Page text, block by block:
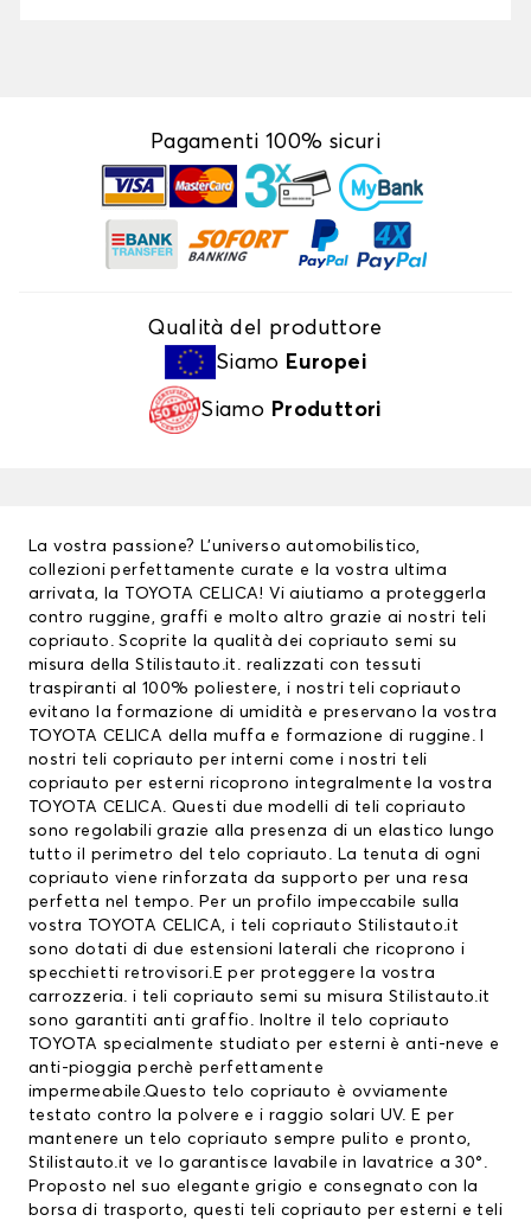
Pagamenti 100% sicuri
Qualità del produttore
Siamo Europei
Siamo Produttori
La vostra passione? L’universo automobilistico,
collezioni perfettamente curate e la vostra ultima
arrivata, la TOYOTA CELICA! Vi aiutiamo a proteggerla
contro ruggine, graffi e molto altro grazie ai nostri teli
copriauto . Scoprite la qualità dei copriauto semi su
misura della Stilistauto.it. realizzati con tessuti
traspiranti al 100% poliestere, i nostri teli copriauto
evitano la formazione di umidità e preservano la vostra
TOYOTA CELICA della muffa e formazione di ruggine. I
nostri teli copriauto per interni come i nostri teli
copriauto per esterni ricoprono integralmente la vostra
TOYOTA CELICA. Questi due modelli di teli copriauto
sono regolabili grazie alla presenza di un elastico lungo
tutto il perimetro del telo copriauto. La tenuta di ogni
copriauto viene rinforzata da supporto per una resa
perfetta nel tempo. Per un profilo impeccabile sulla
vostra TOYOTA CELICA, i teli copriauto Stilistauto.it
sono dotati di due estensioni laterali che ricoprono i
specchietti retrovisori.E per proteggere la vostra
carrozzeria. i teli copriauto semi su misura Stilistauto.it
sono garantiti anti graffio. Inoltre il telo copriauto
TOYOTA specialmente studiato per esterni è anti-neve e
anti-pioggia perchè perfettamente
impermeabile.Questo telo copriauto è ovviamente
testato contro la polvere e i raggio solari UV. E per
mantenere un telo copriauto sempre pulito e pronto,
Stilistauto.it ve lo garantisce lavabile in lavatrice a 30°.
Proposto nel suo elegante grigio e consegnato con la
borsa di trasporto, questi teli copriauto per esterni e teli